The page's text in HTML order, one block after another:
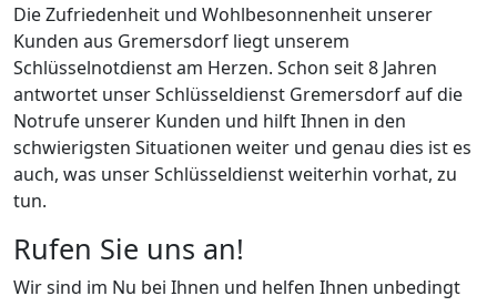
Die Zufriedenheit und Wohlbesonnenheit unserer
Kunden aus Gremersdorf liegt unserem
Schlüsselnotdienst am Herzen. Schon seit 8 Jahren
antwortet unser Schlüsseldienst Gremersdorf auf die
Notrufe unserer Kunden und hilft Ihnen in den
schwierigsten Situationen weiter und genau dies ist es
auch, was unser Schlüsseldienst weiterhin vorhat, zu
tun.
Rufen Sie uns an!
Wir sind im Nu bei Ihnen und helfen Ihnen unbedingt